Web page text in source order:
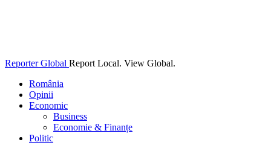
Reporter Global Report Local. View Global.
România
Opinii
Economic
Business
Economie & Finanțe
Politic